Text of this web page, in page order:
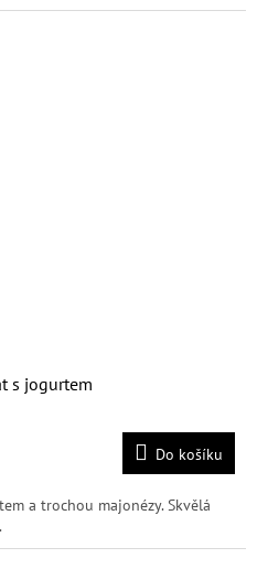
s jogurtem
Do košíku
a trochou majonézy. Skvělá